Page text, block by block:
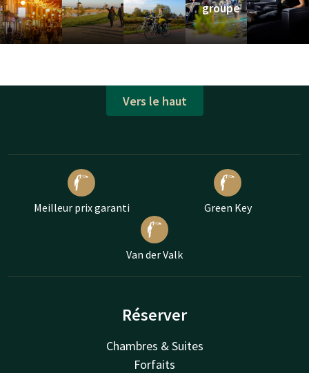
groupe
Vers le haut
Meilleur prix garanti Green Key
Van der Valk
Réserver
Chambres & Suites
Forfaits